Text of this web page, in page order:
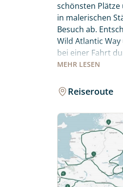
MEHR LESEN
schönsten
in malerischen
Besuch ab.
Wild Atlantic
bei einer Fahrt
spektakulärsten
Fahren Sie
Reiseroute
mit.